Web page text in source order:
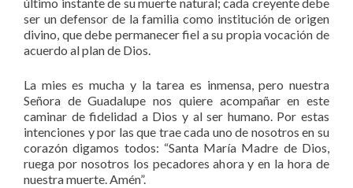
ser un defensor de la familia como institución de origen
divino, que debe permanecer fiel a su propia vocación de
acuerdo al plan de Dios.
La mies es mucha y la tarea es inmensa, pero nuestra
Señora de Guadalupe nos quiere acompañar en este
caminar de fidelidad a Dios y al ser humano. Por estas
intenciones y por las que trae cada uno de nosotros en su
corazón digamos todos: “Santa María Madre de Dios,
ruega por nosotros los pecadores ahora y en la hora de
nuestra muerte. Amén”.